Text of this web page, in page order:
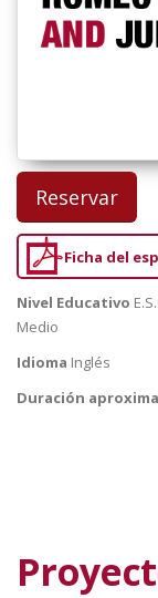
Reservar
Ficha del
Nivel Educativo
Medio
Idioma Inglés
Duración